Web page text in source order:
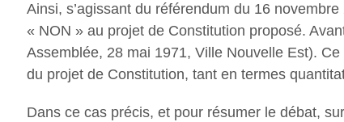
Ainsi, s’agissant du référendum du 16
« NON » au projet de Constitution proposé.
Assemblée, 28 mai 1971, Ville Nouvelle Est).
du projet de Constitution, tant en termes
Dans ce cas précis, et pour résumer le débat,